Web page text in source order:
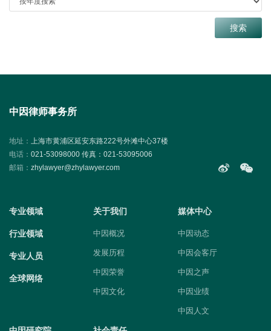
中因律师事务所
地址：
上海市黄浦区延安东路222号外滩中心37楼
电话： 021-53098000 传真：021-53095006
邮箱： zhylawyer@zhylawyer.com
专业领域
行业领域
专业人员
全球网络
关于我们
中因概况
发展历程
中因荣誉
中因文化
媒体中心
中因动态
中因会客厅
中因之声
中因业绩
中因人文